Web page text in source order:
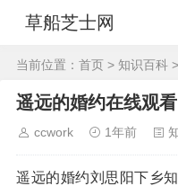
草船芝士网
当前位置： 首页 > 知识百科
遥远的婚约在线观
ccwork 1年前
遥远的婚约刘思阳下乡